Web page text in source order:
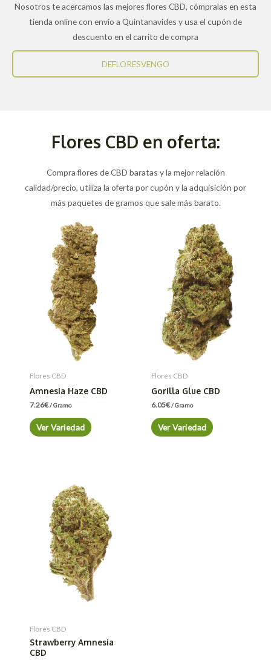
Nosotros te acercamos las mejores flores CBD, cómpralas en esta
tienda online con envío a Quintanavides y usa el cupón de
descuento en el carrito de compra
DEFLORESVENGO
Flores CBD en oferta:
Compra flores de CBD baratas y la mejor relación
calidad/precio, utiliza la oferta por cupón y la adquisición por
más paquetes de gramos que sale más barato.
Flores CBD
Amnesia Haze CBD
7.26€/ Gramo
Ver Variedad
Flores CBD
Gorilla Glue CBD
6.05€/ Gramo
Ver Variedad
Flores CBD
Strawberry Amnesia
CBD